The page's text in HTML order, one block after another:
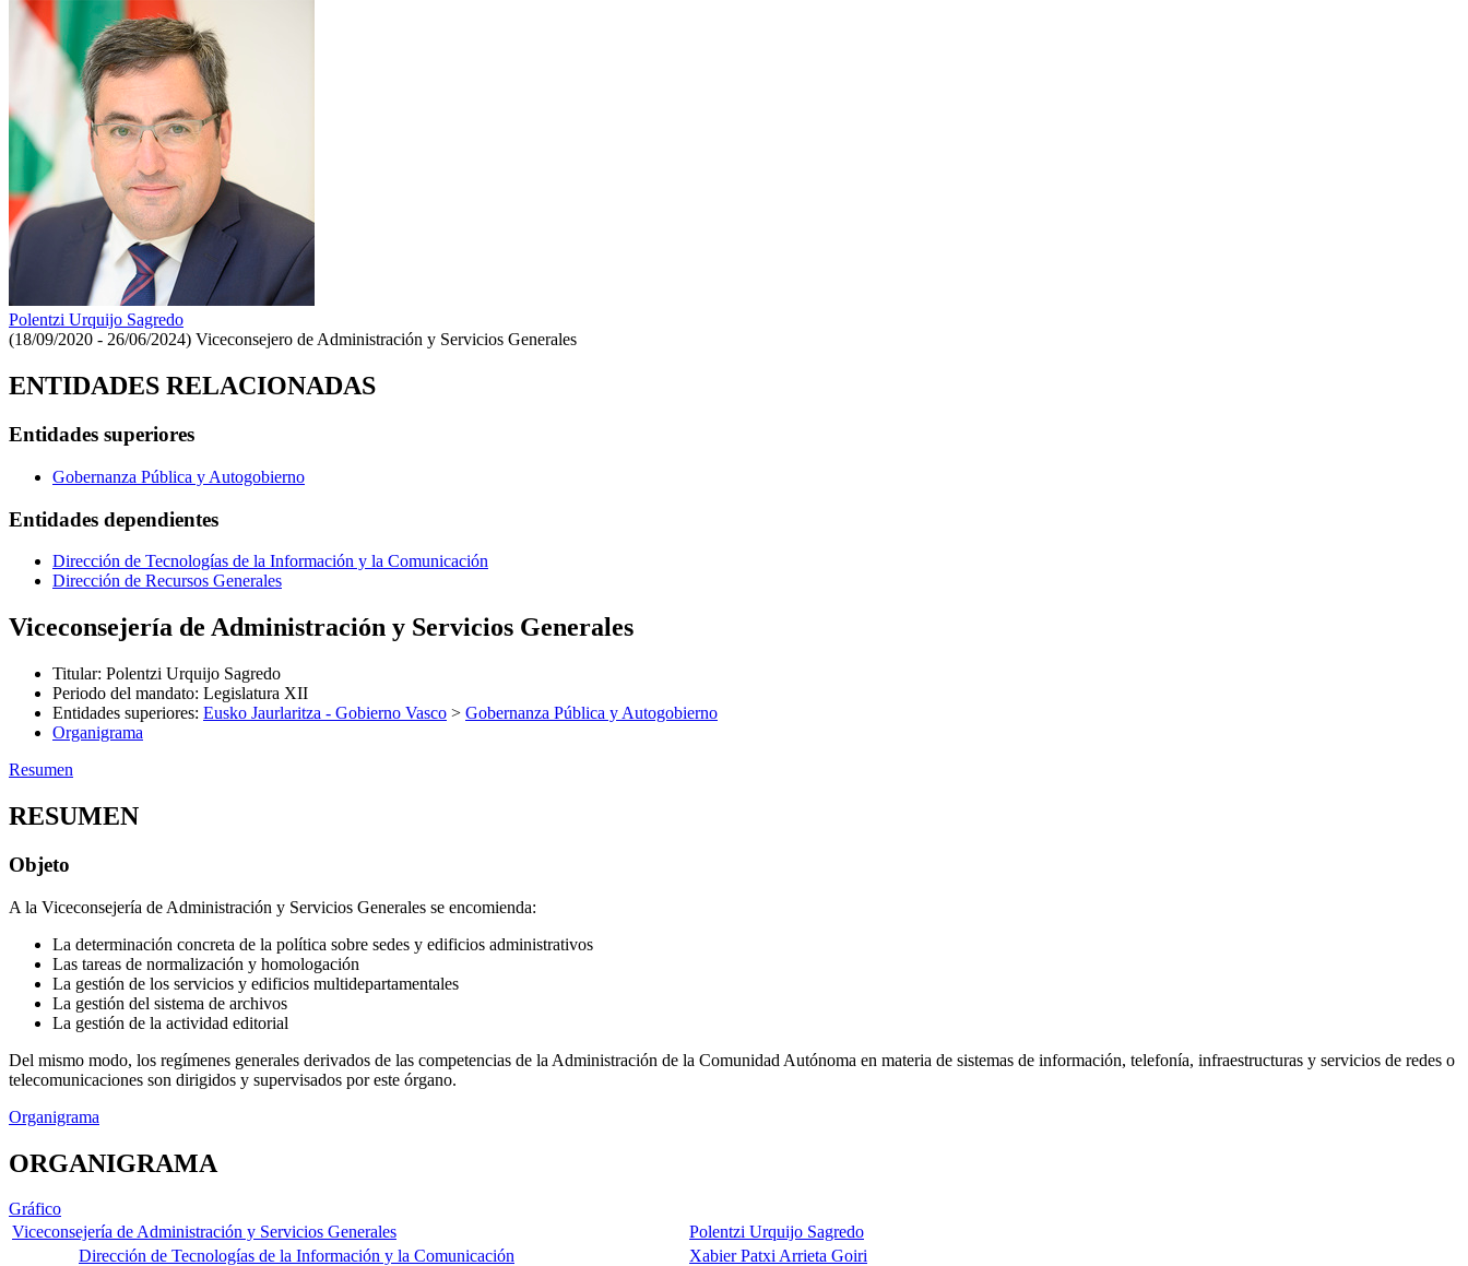
Polentzi Urquijo Sagredo
(18/09/2020 - 26/06/2024) Viceconsejero de Administración y Servicios Generales
ENTIDADES RELACIONADAS
Entidades superiores
Gobernanza Pública y Autogobierno
Entidades dependientes
Dirección de Tecnologías de la Información y la Comunicación
Dirección de Recursos Generales
Viceconsejería de Administración y Servicios Generales
Titular: Polentzi Urquijo Sagredo
Periodo del mandato: Legislatura XII
Entidades superiores: Eusko Jaurlaritza - Gobierno Vasco > Gobernanza Pública y Autogobierno
Organigrama
Resumen
RESUMEN
Objeto
A la Viceconsejería de Administración y Servicios Generales se encomienda:
La determinación concreta de la política sobre sedes y edificios administrativos
Las tareas de normalización y homologación
La gestión de los servicios y edificios multidepartamentales
La gestión del sistema de archivos
La gestión de la actividad editorial
Del mismo modo, los regímenes generales derivados de las competencias de la Administración de la Comunidad Autónoma en materia de sistemas de información, telefonía, infraestructuras y servicios de redes o
telecomunicaciones son dirigidos y supervisados por este órgano.
Organigrama
ORGANIGRAMA
Gráfico
Viceconsejería de Administración y Servicios Generales
Polentzi Urquijo Sagredo
Dirección de Tecnologías de la Información y la Comunicación
Xabier Patxi Arrieta Goiri